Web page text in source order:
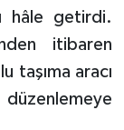
hâle getirdi.
itibaren
taşıma aracı